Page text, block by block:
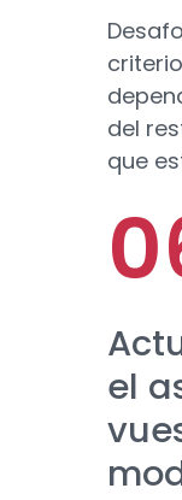
del
que
el